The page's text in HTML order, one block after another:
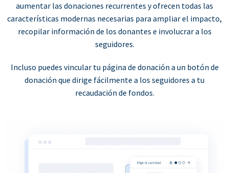
aumentar las donaciones recurrentes y ofrecen todas las
características modernas necesarias para ampliar el impacto,
recopilar información de los donantes e involucrar a los
seguidores.
Incluso puedes vincular tu página de donación a un botón de
donación que dirige fácilmente a los seguidores a tu
recaudación de fondos.